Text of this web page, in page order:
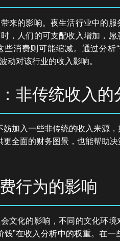
来的影响。夜生活行业中的
，人们的可支配收入增加，
消费则可能缩减。通过分析
动对该行业的收入影响。
非传统收入的
妨加入一些非传统的收入来源
更全面的财务图景，也能帮助
行为的影响
文化的影响，不同的文化环
钱”在收入分析中的权重。在